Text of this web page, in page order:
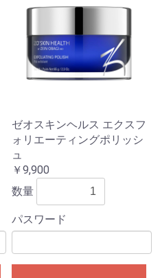
ゼオスキンヘルス エクスフ
ォリエーティングポリッシ
ュ
￥9,900
数量
パスワード